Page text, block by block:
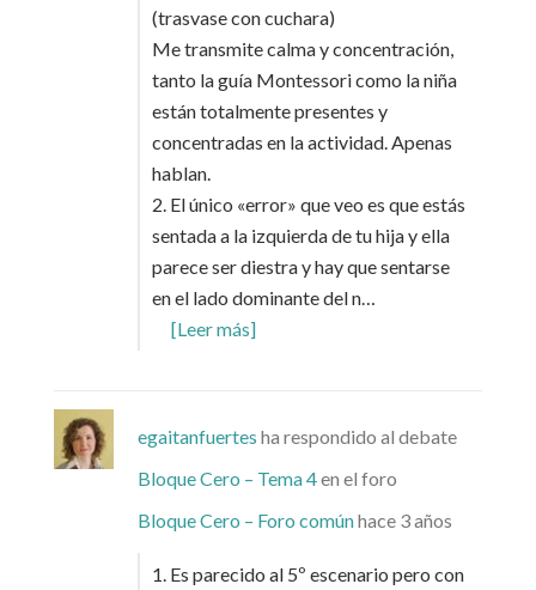
(trasvase con cuchara)
Me transmite calma y concentración,
tanto la guía Montessori como la niña
están totalmente presentes y
concentradas en la actividad. Apenas
hablan.
2. El único «error» que veo es que estás
sentada a la izquierda de tu hija y ella
parece ser diestra y hay que sentarse
en el lado dominante del n…
[Leer más]
egaitanfuertes ha respondido al debate
Bloque Cero – Tema 4en el foro
Bloque Cero – Foro comúnhace 3 años
1. Es parecido al 5º escenario pero con